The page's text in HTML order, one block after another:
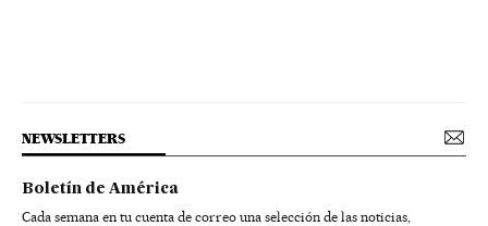
NEWSLETTERS
Boletín de América
Cada semana en tu cuenta de correo una selección de las noticias,